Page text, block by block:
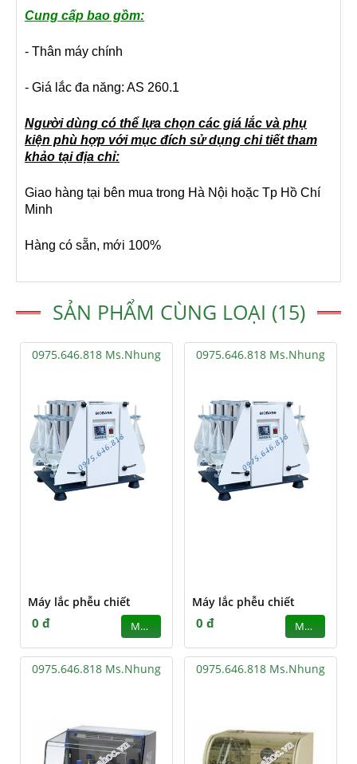
Cung cấp bao gồm:
- Thân máy chính
- Giá lắc đa năng: AS 260.1
Người dùng có thể lựa chọn các giá lắc và phụ
kiện phù hợp với mục đích sử dụng chi tiết tham
khảo tại địa chỉ:
Giao hàng tại bên mua trong Hà Nội hoặc Tp Hồ Chí
Minh
Hàng có sẵn, mới 100%
SẢN PHẨM CÙNG LOẠI (15)
0975.646.818 Ms.Nhung
Máy lắc phễu chiết
0 đ MUA
0975.646.818 Ms.Nhung
Máy lắc phễu chiết
0 đ MUA
0975.646.818 Ms.Nhung 0975.646.818 Ms.Nhung